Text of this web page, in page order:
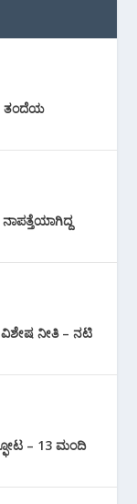
ತಂದೆಯ
ನೀತಿ – ನಟಿ
– 13 ಮಂದಿ